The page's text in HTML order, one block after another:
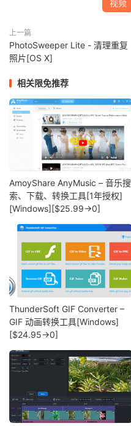
视频
上一篇
PhotoSweeper Lite - 清理重复
照片[OS X]
相关限免推荐
AmoyShare AnyMusic – 音乐搜
索、下载、转换工具[1年授权]
[Windows][$25.99→0]
ThunderSoft GIF Converter –
GIF 动画转换工具[Windows]
[$24.95→0]